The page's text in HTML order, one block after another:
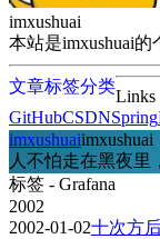
imxushuai
本站是imxushuai
文章标签分类
Links
GitHubCSDNSpring
imxushuaiimxushuai
人不怕走在黑夜里
标签 - Grafana
2002
2002-01-02十次方